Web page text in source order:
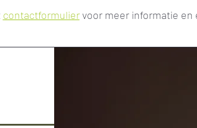
contactformuliervoor meer informatie en